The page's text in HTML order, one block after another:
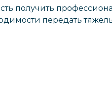
получить
передать